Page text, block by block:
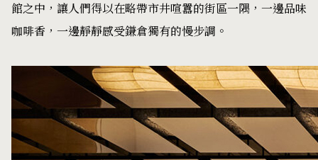
館之中，讓人們得以在略帶市井喧囂的街區一隅，一邊品味
咖啡香，一邊靜靜感受鎌倉獨有的慢步調。